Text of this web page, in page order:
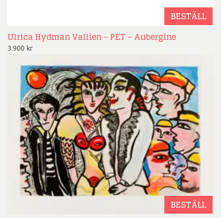
BESTÄLL
Ulrica Hydman Vallien – PET – Aubergine
3.900 kr
BESTÄLL